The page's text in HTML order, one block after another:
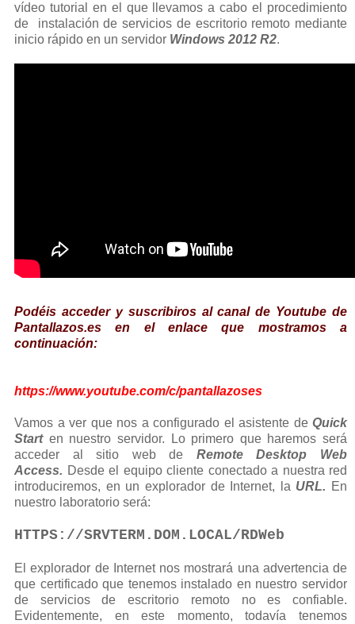
vídeo tutorial en el que llevamos a cabo el procedimiento
de instalación de servicios de escritorio remoto mediante
inicio rápido en un servidor Windows 2012 R2.
Podéis acceder y suscribiros al canal de Youtube de
Pantallazos.es en el enlace que mostramos a
continuación:
https://www.youtube.com/c/pantallazoses
Vamos a ver que nos a configurado el asistente de Quick
Starten nuestro servidor. Lo primero que haremos será
acceder al sitio web de Remote Desktop Web
Access. Desde el equipo cliente conectado a nuestra red
introduciremos, en un explorador de Internet, la URL. En
nuestro laboratorio será:
HTTPS://SRVTERM.DOM.LOCAL/RDWeb
El explorador de Internet nos mostrará una advertencia de
que certificado que tenemos instalado en nuestro servidor
de servicios de escritorio remoto no es confiable.
Evidentemente, en este momento, todavía tenemos